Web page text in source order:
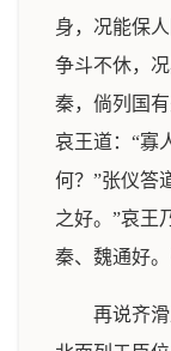
身，况能保
争斗不休，
秦，倘列国
哀王道：“寡
何？”张仪答
之好。”哀王
秦、魏通好
再说齐